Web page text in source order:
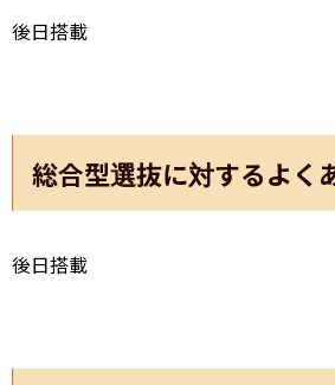
後日搭載
総合型選抜に対するよく
後日搭載